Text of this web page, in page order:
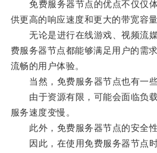
免费服务器节点的优点不仅仅体
供更高的响应速度和更大的带宽容量
无论是进行在线游戏、视频流媒
费服务器节点都能够满足用户的需
流畅的用户体验。
当然，免费服务器节点也有一些
由于资源有限，可能会面临负载
服务速度变慢。
此外，免费服务器节点的安全性
因此，在使用免费服务器节点时